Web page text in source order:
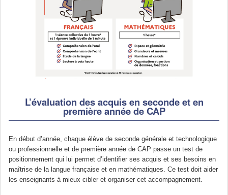
L’évaluation des acquis en seconde et en
première année de CAP
En début d’année, chaque élève de seconde générale et technologique
ou professionnelle et de première année de CAP passe un test de
positionnement qui lui permet d’identifier ses acquis et ses besoins en
maîtrise de la langue française et en mathématiques. Ce test doit aider
les enseignants à mieux cibler et organiser cet accompagnement.